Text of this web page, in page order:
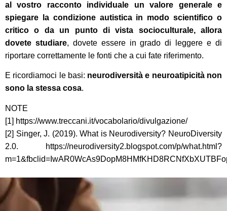
al vostro racconto individuale un valore generale e
spiegare la condizione autistica in modo scientifico o
critico o da un punto di vista socioculturale, allora
dovete studiare, dovete essere in grado di
leggere e di
riportare correttamente le fonti che a cui fate riferimento.
E ricordiamoci le basi: neurodiversitàe neuroatipicità non
sono la stessa cosa.
NOTE
[1] https://www.treccani.it/vocabolario/divulgazione/
[2] Singer, J. (2019). What is Neurodiversity? NeuroDiversity
2.0. https://neurodiversity2.blogspot.com/p/what.html?